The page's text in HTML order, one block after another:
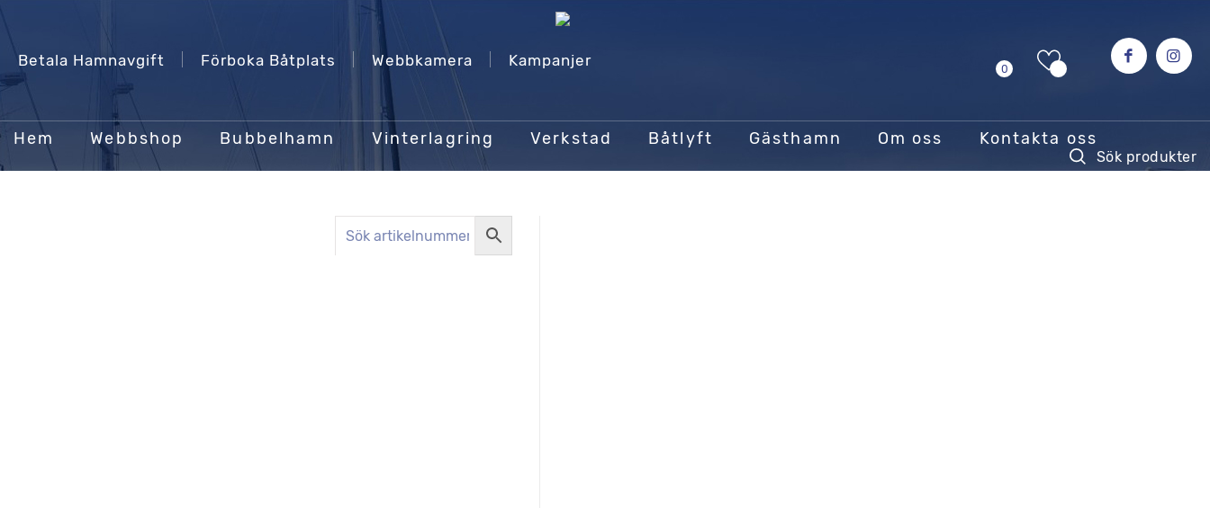
Betala Hamnavgift Förboka Båtplats Webbkamera Kampanjer 0
Hem Webbshop Bubbelhamn Vinterlagring Verkstad Båtlyft Gästhamn Om oss Kontakta oss